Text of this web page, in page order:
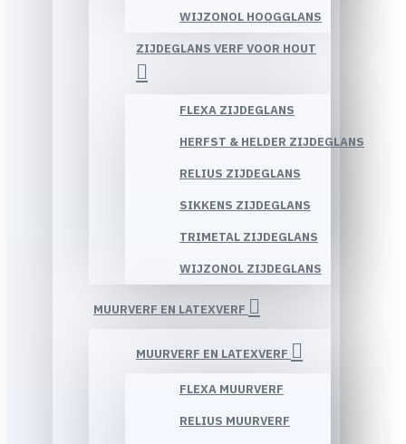
WIJZONOL HOOGGLANS
ZIJDEGLANS VERF VOOR HOUT
FLEXA ZIJDEGLANS
HERFST & HELDER ZIJDEGLANS
RELIUS ZIJDEGLANS
SIKKENS ZIJDEGLANS
TRIMETAL ZIJDEGLANS
WIJZONOL ZIJDEGLANS
MUURVERF EN LATEXVERF
MUURVERF EN LATEXVERF
FLEXA MUURVERF
RELIUS MUURVERF